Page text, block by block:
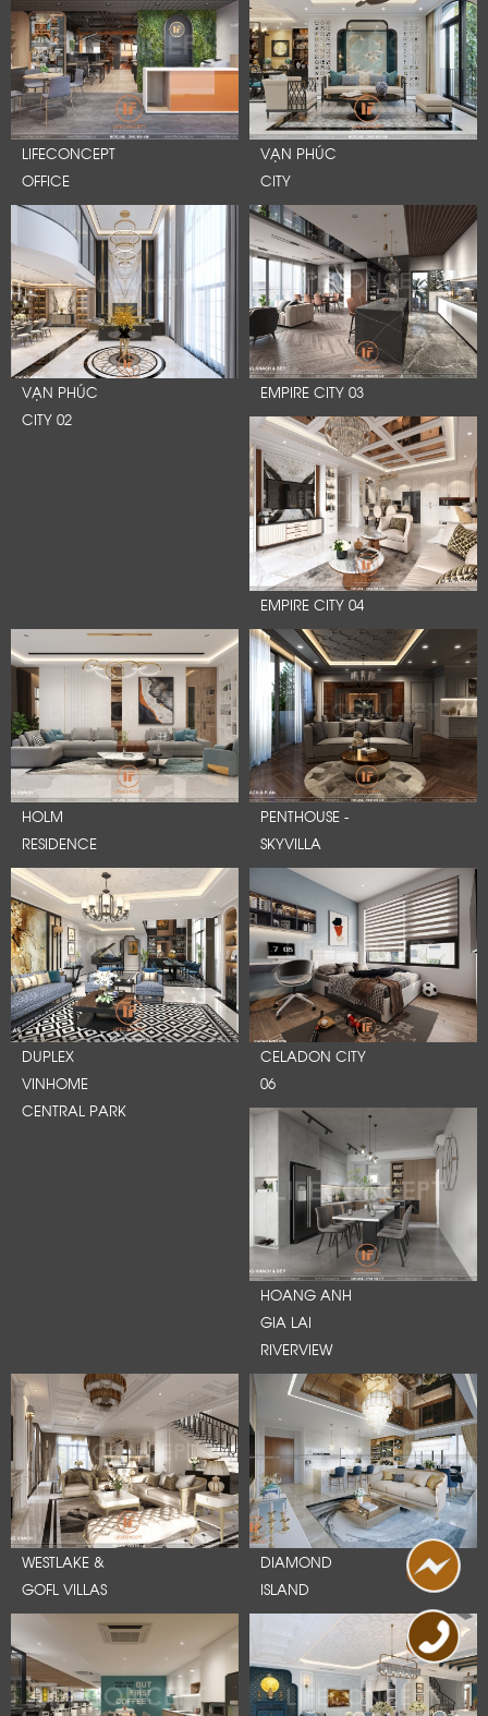
LIFECONCEPT
OFFICE
VẠN PHÚC
CITY
VẠN PHÚC
CITY 02
EMPIRE CITY 03
EMPIRE CITY 04
HOLM
RESIDENCE
PENTHOUSE -
SKYVILLA
DUPLEX
VINHOME
CENTRAL PARK
CELADON CITY
06
HOANG ANH
GIA LAI
RIVERVIEW
WESTLAKE &
GOFL VILLAS
DIAMOND
ISLAND